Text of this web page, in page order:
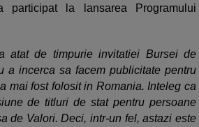
participat la lansarea Programului
atat de timpurie invitatiei Bursei de
a incerca sa facem publicitate pentru
mai fost folosit in Romania. Inteleg ca
de titluri de stat pentru persoane
de Valori. Deci, intr-un fel, astazi este